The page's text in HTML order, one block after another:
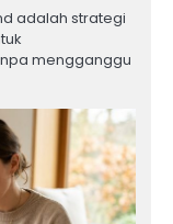
adalah strategi
mengganggu